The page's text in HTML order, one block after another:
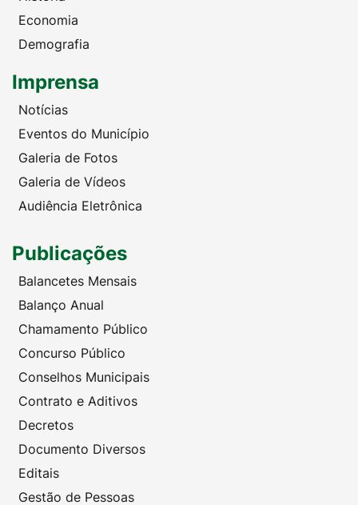
Economia
Demografia
Imprensa
Notícias
Eventos do Município
Galeria de Fotos
Galeria de Vídeos
Audiência Eletrônica
Publicações
Balancetes Mensais
Balanço Anual
Chamamento Público
Concurso Público
Conselhos Municipais
Contrato e Aditivos
Decretos
Documento Diversos
Editais
Gestão de Pessoas